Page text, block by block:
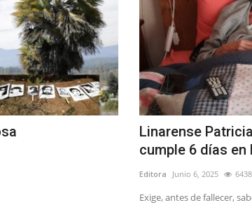
Linarense
cumple 6 días en
Editora Junio 6, 2025 6438
Exige, antes de fallecer,